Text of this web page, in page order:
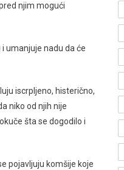
njim mogući
umanjuje nadu da će
iscrpljeno, histerično,
niko od njih nije
šta se dogodilo i
pojavljuju komšije koje